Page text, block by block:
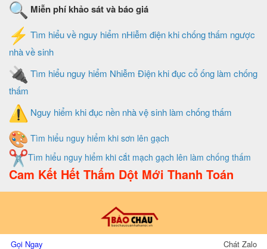
Miễn phí khảo sát và báo giá
Tìm hiểu về nguy hiểm nHiễm điện khi chống thấm ngược
nhà về sinh
Tìm hiểu nguy hiểm Nhiễm Điện khi đục cổ ống làm chống
thấm
Nguy hiểm khi đục nền nhà vệ sinh làm chống thấm
Tìm hiểu nguy hiểm khi sơn lên gạch
Tìm hiểu nguy hiểm khi cắt mạch gạch lên làm chống thấm
Cam Kết Hết Thấm Dột Mới Thanh Toán
Gọi Ngay Chát Zalo